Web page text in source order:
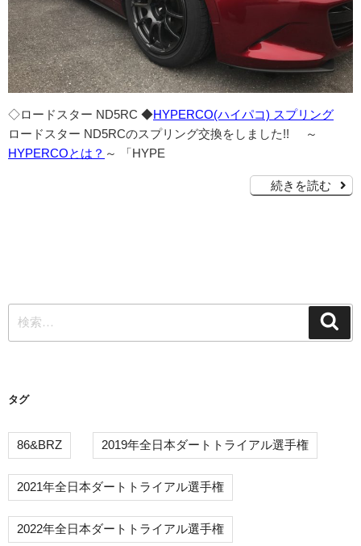
◇ロードスター ND5RC ◆HYPERCO(ハイパコ) スプリング
ロードスター ND5RCのスプリング交換をしました!! ～
HYPERCOとは？ ～ 「HYPE
続きを読む
索:
タグ
86&BRZ 2019年全日本ダートトライアル選手権
2021年全日本ダートトライアル選手権
2022年全日本ダートトライアル選手権